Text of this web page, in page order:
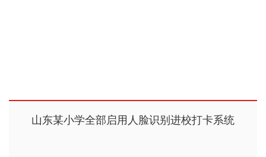
山东某小学全部启用人脸识别进校打卡系统